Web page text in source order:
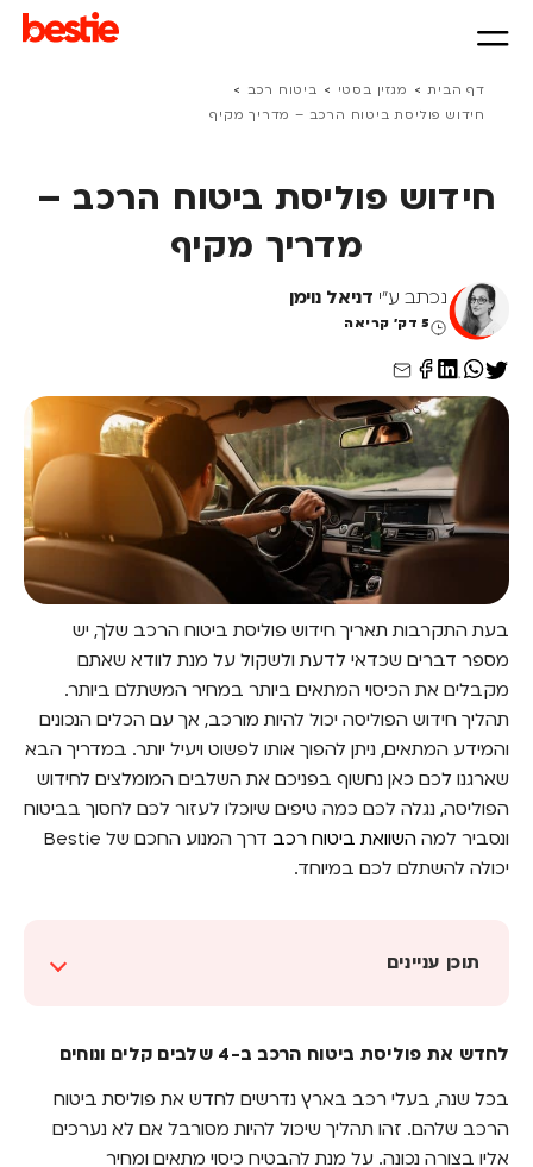
דף הבית > מגזין בסטי > ביטוח רכב >
חידוש פוליסת ביטוח הרכב – מדריך מקיף
חידוש פוליסת ביטוח הרכב –
מדריך מקיף
נכתב ע"י דניאל נוימן
5 דק' קריאה
בעת התקרבות תאריך חידוש פוליסת ביטוח הרכב שלך, יש
מספר דברים שכדאי לדעת ולשקול על מנת לוודא שאתם
מקבלים את הכיסוי המתאים ביותר במחיר המשתלם ביותר.
תהליך חידוש הפוליסה יכול להיות מורכב, אך עם הכלים הנכונים
והמידע המתאים, ניתן להפוך אותו לפשוט ויעיל יותר. במדריך הבא
שארגנו לכם כאן נחשוף בפניכם את השלבים המומלצים לחידוש
הפוליסה, נגלה לכם כמה טיפים שיוכלו לעזור לכם לחסוך בביטוח
ונסביר למה השוואת ביטוח רכב
דרך המנוע החכם של Bestie
יכולה להשתלם לכם במיוחד.
תוכן עניינים
לפני שמחדשים ביטוח רכב – בטוח שעוברים קודם
ב-Besite
לחדש את פוליסת ביטוח הרכב ב-4 שלבים קלים ונוחים
בכל שנה, בעלי רכב בארץ נדרשים לחדש את פוליסת ביטוח
הרכב שלהם. זהו תהליך שיכול להיות מסורבל אם לא נערכים
אליו בצורה נכונה. על מנת להבטיח כיסוי מתאים ומחיר